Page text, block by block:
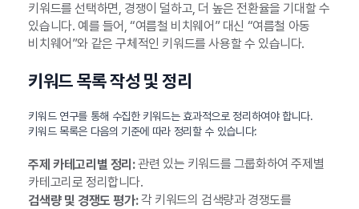
키워드를 선택하면, 경쟁이 덜하고, 더 높은 전환율을 기대할 수
있습니다. 예를 들어, “여름철 비치웨어” 대신 “여름철 아동
비치웨어”와 같은 구체적인 키워드를 사용할 수 있습니다.
키워드 목록 작성 및 정리
키워드 연구를 통해 수집한 키워드는 효과적으로 정리하여야 합니다.
키워드 목록은 다음의 기준에 따라 정리할 수 있습니다:
주제 카테고리별 정리:관련 있는 키워드를 그룹화하여 주제별
카테고리로 정리합니다.
검색량 및 경쟁도 평가:각 키워드의 검색량과 경쟁도를